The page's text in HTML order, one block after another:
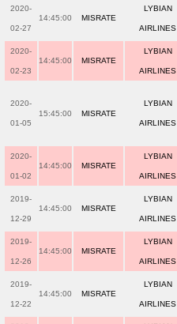
2020-
02-27
14:45:00 MISRATE
LYBIAN
AIRLINES
2020-
02-23
14:45:00 MISRATE
LYBIAN
AIRLINES
2020-
01-05
15:45:00 MISRATE
LYBIAN
AIRLINES
2020-
01-02
14:45:00 MISRATE
LYBIAN
AIRLINES
2019-
12-29
14:45:00 MISRATE
LYBIAN
AIRLINES
2019-
12-26
14:45:00 MISRATE
LYBIAN
AIRLINES
2019-
12-22
14:45:00 MISRATE
LYBIAN
AIRLINES